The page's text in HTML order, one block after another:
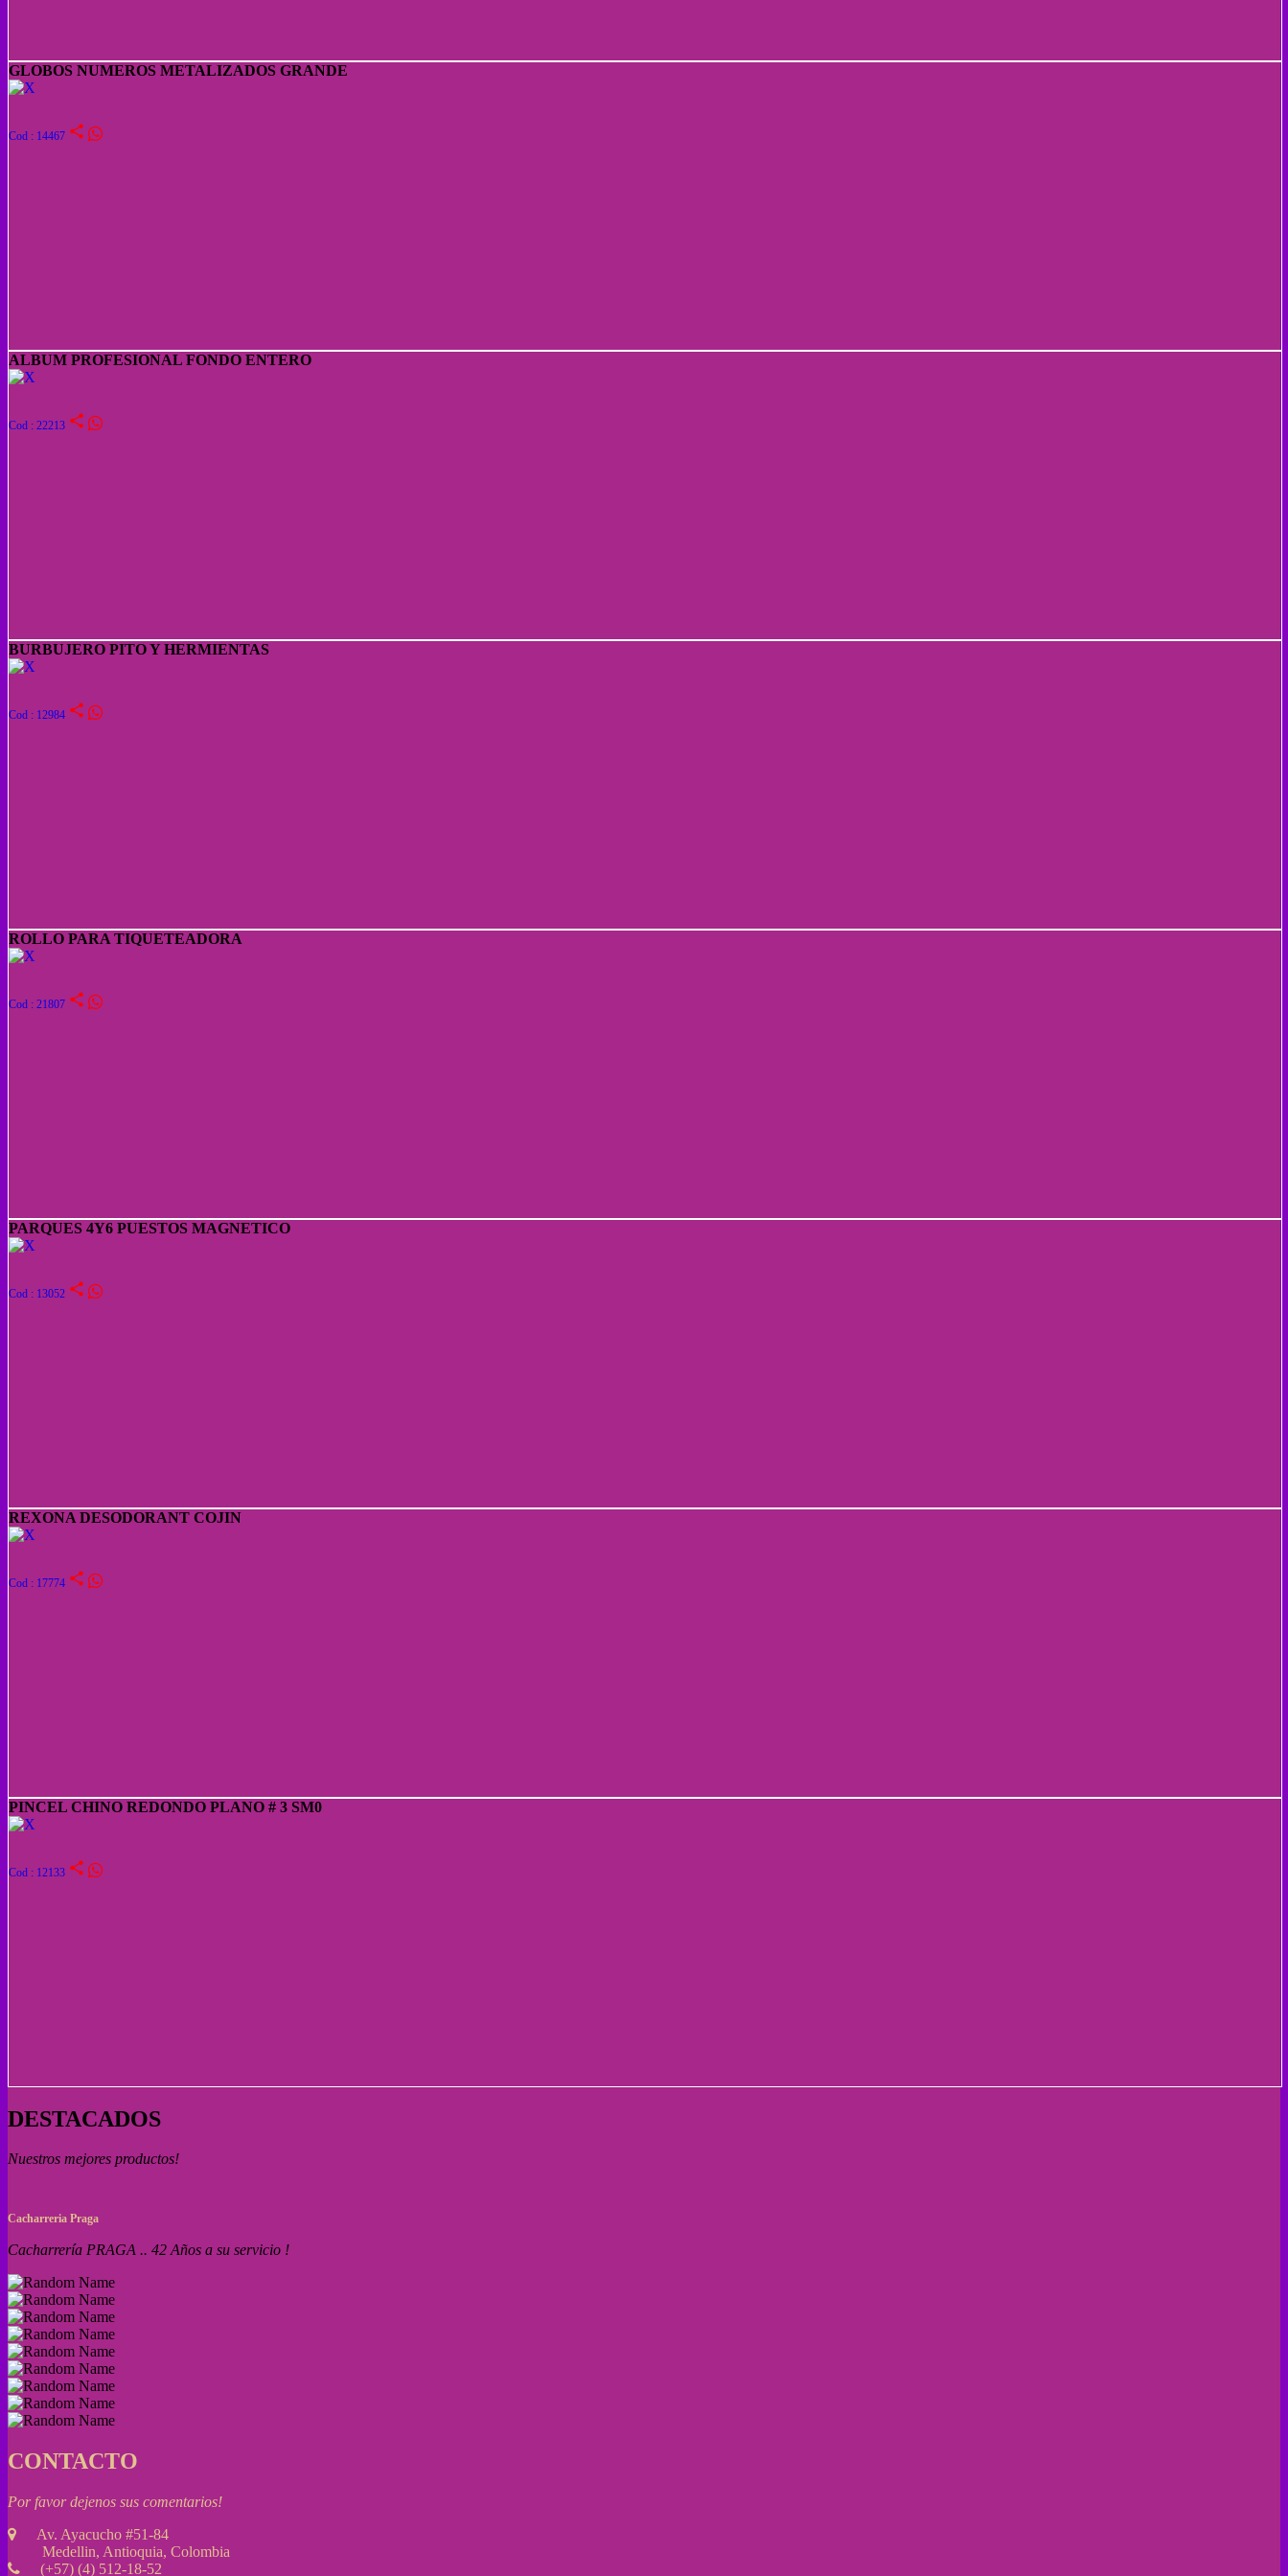
GLOBOS NUMEROS METALIZADOS GRANDE
Cod : 14467 share
ALBUM PROFESIONAL FONDO ENTERO
Cod : 22213 share
BURBUJERO PITO Y HERMIENTAS
Cod : 12984 share
ROLLO PARA TIQUETEADORA
Cod : 21807 share
PARQUES 4Y6 PUESTOS MAGNETICO
Cod : 13052 share
REXONA DESODORANT COJIN
Cod : 17774 share
PINCEL CHINO REDONDO PLANO # 3 SM0
Cod : 12133 share
DESTACADOS
Nuestros mejores productos!
Cacharreria Praga
Cacharrería PRAGA .. 42 Años a su servicio !
CONTACTO
Por favor dejenos sus comentarios!
Av. Ayacucho #51-84
Medellin, Antioquia, Colombia
(+57) (4) 512-18-52